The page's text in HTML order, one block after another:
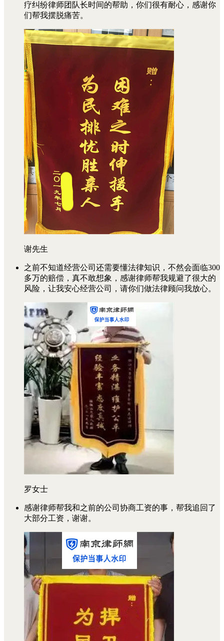
疗纠纷律师团队长时间的帮助，你们很有耐心，感谢你
们帮我摆脱痛苦。
谢先生
之前不知道经营公司还需要懂法律知识，不然会面临300
多万的赔偿，真不敢想象，感谢律师帮我规避了很大的
风险，让我安心经营公司，请你们做法律顾问我放心。
罗女士
感谢律师帮我和之前的公司协商工资的事，帮我追回了
大部分工资，谢谢。